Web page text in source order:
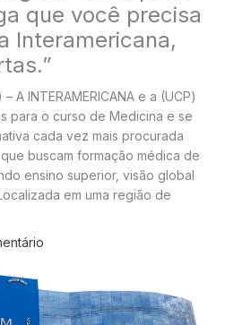
que você precisa
Interamericana,
A INTERAMERICANA e a (UCP)
para o curso de Medicina e se
cada vez mais procurada
buscam formação médica de
ensino superior, visão global
em uma região de